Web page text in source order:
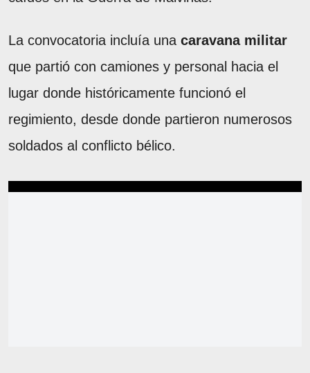
La convocatoria incluía una caravana militar
que partió con camiones y personal hacia el
lugar donde históricamente funcionó el
regimiento, desde donde partieron numerosos
soldados al conflicto bélico.